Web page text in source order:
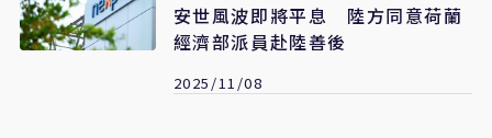
安世風波即將平息 陸方同意荷蘭
經濟部派員赴陸善後
2025/11/08